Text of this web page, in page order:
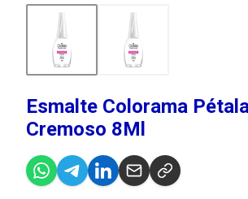
Esmalte Colorama
Cremoso 8Ml